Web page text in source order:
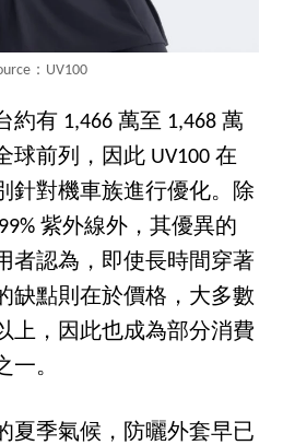
：UV100
有 1,466 萬至 1,468 萬
球前列，因此 UV100 在
針對機車族進行優化。除
紫外線外，其優異的
者認為，即使長時間穿著
缺點則在於價格，大多數
上，因此也成為部分消費
一。
夏季氣候，防曬外套早已